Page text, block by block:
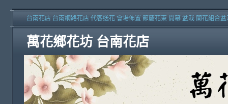
萬花鄉花坊 台南花店
台南花店 台南網路花店 代客送花 會場佈置 節慶花束 開幕 盆栽 蘭花組合